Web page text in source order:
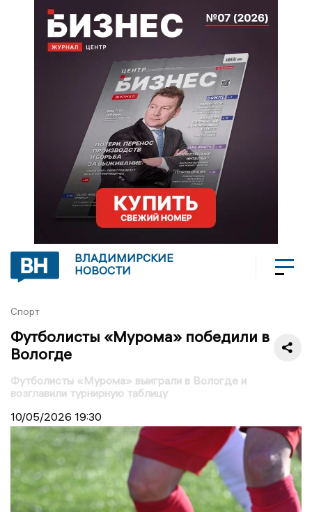
ВЛАДИМИРСКИЕ
НОВОСТИ
Спорт
Футболисты «Мурома» победили в
Вологде
Футболисты «Мурома» выиграли в Вологде и
возглавили турнирную таблицу
10/05/2026 19:30